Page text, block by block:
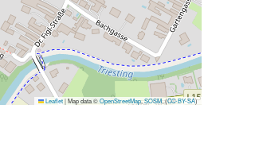
Leaflet|Map data ©OpenStreetMap,SOSM, (CC-BY-SA)